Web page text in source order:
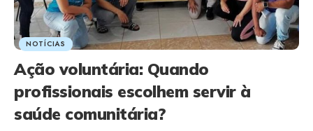
NOTÍCIAS
Ação voluntária: Quando
profissionais escolhem servir à
saúde comunitária?